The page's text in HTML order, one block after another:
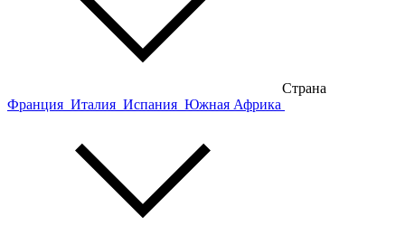
Страна
Франция Италия Испания Южная Африка